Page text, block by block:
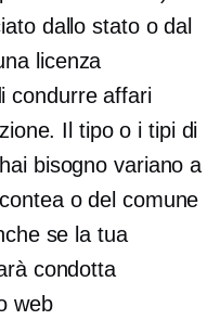
dallo stato o dal
licenza
condurre affari
Il tipo o i tipi di
bisogno variano a
o del comune
se la tua
condotta
web